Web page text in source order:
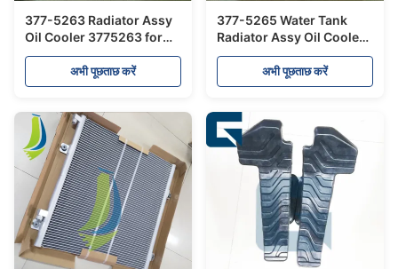
377-5263 Radiator Assy
Oil Cooler 3775263 for
416F 420F
अभी पूछताछ करें
377-5265 Water Tank
Radiator Assy Oil Cooler
3775265 for 430F 434F
अभी पूछताछ करें